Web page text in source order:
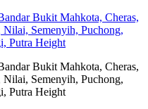
Bukit Mahkota, Cheras,
Semenyih, Puchong,
Putra Height
Bukit Mahkota, Cheras,
Semenyih, Puchong,
Putra Height